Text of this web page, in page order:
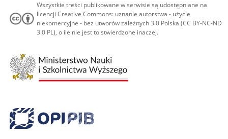
Wszystkie treści publikowane w serwisie są udostępniane na
licencji Creative Commons: uznanie autorstwa - użycie
niekomercyjne - bez utworów zależnych 3.0 Polska (CC BY-NC-ND
3.0 PL), o ile nie jest to stwierdzone inaczej.